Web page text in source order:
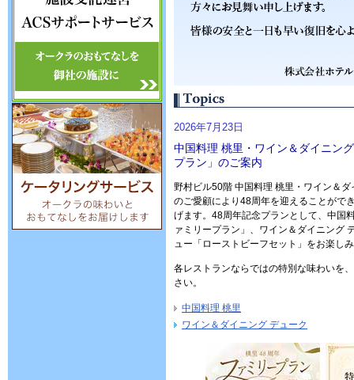
2026年7月23日
中国料理 桃里・ワイン＆ダイニン
プラン」のご案内
野村ビル50階 中国料理 桃里・ワイン＆
のご愛顧により48周年を迎えることがで
げます。48周年記念プランとして、中国
ァミリープラン」、ワイン＆ダイニング
ュー「ローストビーフセット」をお楽し
各レストランならではの特別な味わいを
さい。
中国料理 桃里
ワイン＆ダイニング デューク